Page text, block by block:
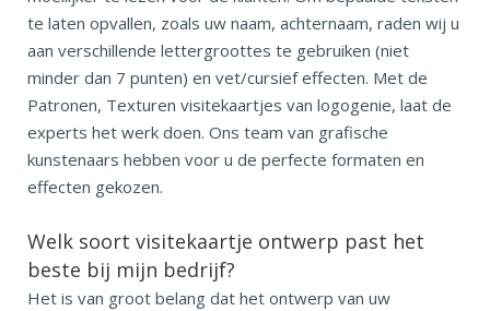
te laten opvallen, zoals uw naam, achternaam, raden wij u
aan verschillende lettergroottes te gebruiken (niet
minder dan 7 punten) en vet/cursief effecten. Met de
Patronen, Texturen visitekaartjes van logogenie, laat de
experts het werk doen. Ons team van grafische
kunstenaars hebben voor u de perfecte formaten en
effecten gekozen.
Welk soort visitekaartje ontwerp past het
beste bij mijn bedrijf?
Het is van groot belang dat het ontwerp van uw